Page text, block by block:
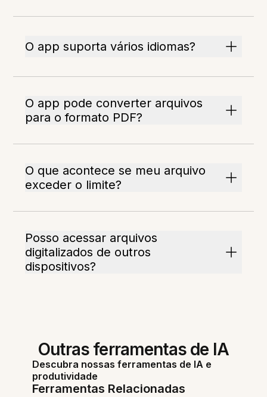
O app suporta vários idiomas?
O app pode converter arquivos
para o formato PDF?
O que acontece se meu arquivo
exceder o limite?
Posso acessar arquivos
digitalizados de outros
dispositivos?
Outras ferramentas de IA
Descubra nossas ferramentas de IA e
produtividade
Ferramentas Relacionadas